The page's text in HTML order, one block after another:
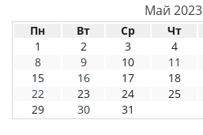
Май 2023
Пн Вт Ср Чт
1
2 3 4
8
9 10 11
15
16 17 18
22
23 24 25
29
30 31